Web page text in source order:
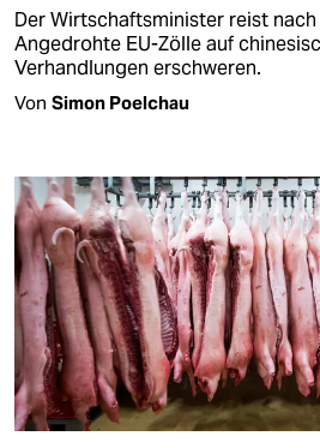
Der Wirtschaftsminister reist
Angedrohte EU-Zölle auf
Verhandlungen erschweren.
Von Simon Poelchau